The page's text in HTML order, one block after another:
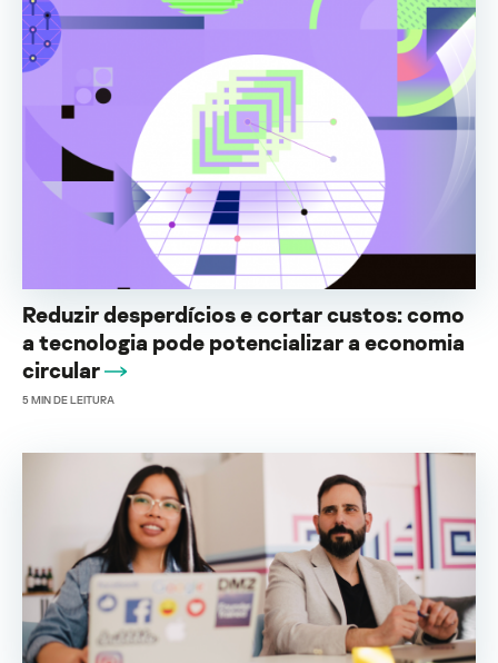
Reduzir desperdícios e cortar custos: como
a tecnologia pode potencializar a economia
circular
5MIN DE LEITURA